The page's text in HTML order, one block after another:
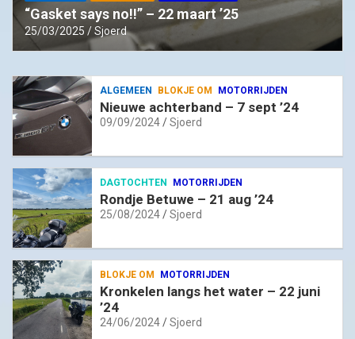
“Gasket says no!!” – 22 maart ’25
25/03/2025 Sjoerd
ALGEMEEN BLOKJE OM MOTORRIJDEN
Nieuwe achterband – 7 sept ’24
09/09/2024 Sjoerd
DAGTOCHTEN MOTORRIJDEN
Rondje Betuwe – 21 aug ’24
25/08/2024 Sjoerd
BLOKJE OM MOTORRIJDEN
Kronkelen langs het water – 22 juni
’24
24/06/2024 Sjoerd